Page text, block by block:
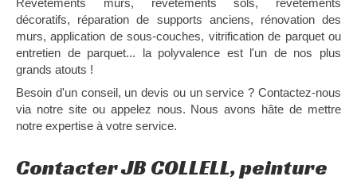
Revêtements murs, revêtements sols, revêtements
décoratifs, réparation de supports anciens, rénovation des
murs, application de sous-couches, vitrification de parquet ou
entretien de parquet... la polyvalence est l'un de nos plus
grands atouts !
Besoin d'un conseil, un devis ou un service ? Contactez-nous
via notre site ou appelez nous. Nous avons hâte de mettre
notre expertise à votre service.
Contacter JB COLLELL, peinture